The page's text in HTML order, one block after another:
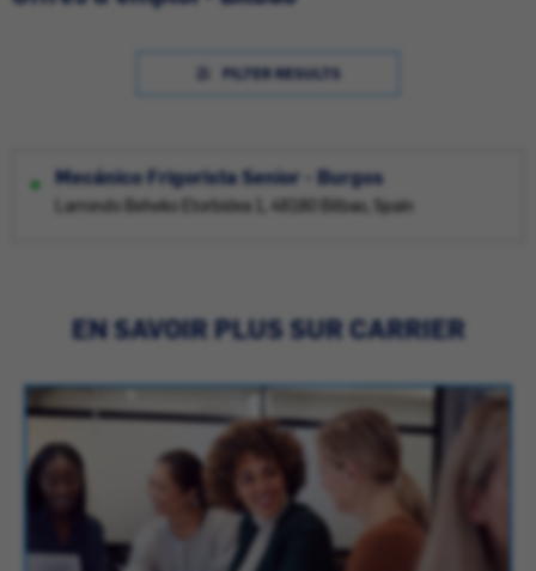
FILTER RESULTS
Mecánico Frigorista Senior - Burgos
Larrondo Beheko Etorbidea 1, 48180 Bilbao, Spain
EN SAVOIR PLUS SUR CARRIER